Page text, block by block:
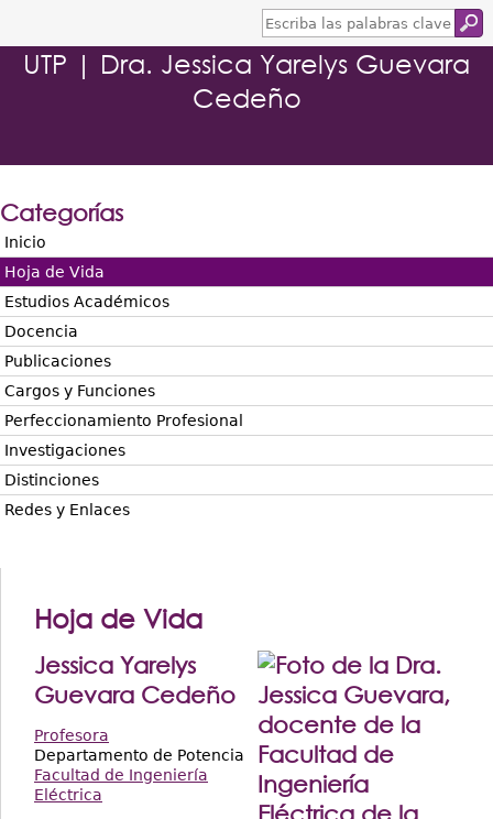
E
s
c
r
i
l
r
c
v
UTP | Dra. Jessica Yarelys Guevara
Cedeño
Categorías
Inicio
Hoja de Vida
Estudios Académicos
Docencia
Publicaciones
Cargos y Funciones
Perfeccionamiento Profesional
Investigaciones
Distinciones
Redes y Enlaces
Hoja de Vida
Jessica Yarelys
Guevara Cedeño
Profesora
Departamento de Potencia
Facultad de Ingeniería
Eléctrica